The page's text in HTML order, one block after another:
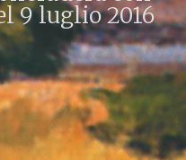
9 luglio 2016